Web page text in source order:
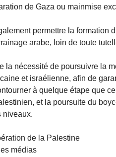
de Gaza ou mainmise
permettre la formation
arabe, loin de toute
la nécessité de poursuivre la
et israélienne, afin de
à quelque étape que
et la poursuite du
niveaux.
de la Palestine
médias